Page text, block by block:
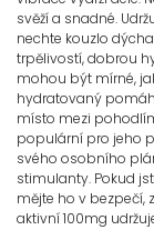
svěží a snadné.
nechte kouzlo
trpělivostí, dobrou
mohou být mírné,
hydratovaný
místo mezi
populární pro jeho
svého osobního
stimulanty. Pokud
mějte ho v bezpečí,
aktivní 100mg